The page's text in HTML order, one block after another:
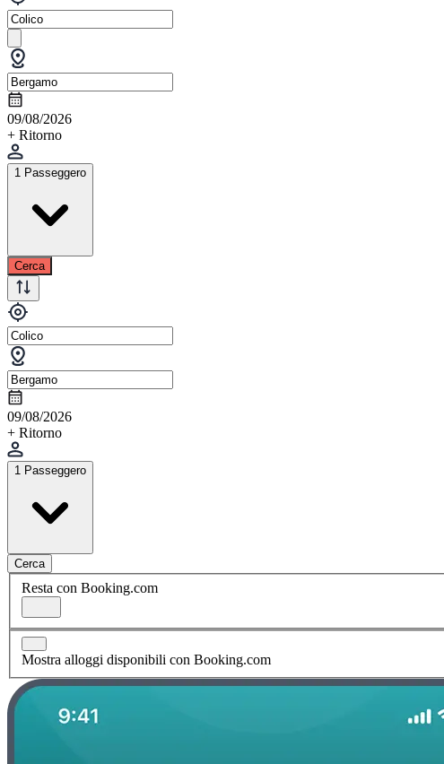
09/08/2026
+ Ritorno
1 Passeggero
Cerca
09/08/2026
+ Ritorno
1 Passeggero
Cerca
Resta con Booking.com
Mostra alloggi disponibili con Booking.com